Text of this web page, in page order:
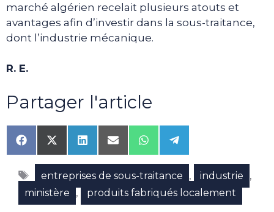
marché algérien recelait plusieurs atouts et
avantages afin d’investir dans la sous-traitance,
dont l’industrie mécanique.
R. E.
Partager l'article
Share
on
Facebook
Share
on
X
(Twitter)
Share
on
LinkedIn
Share
on
Email
Share
on
WhatsApp
Share
on
Telegram
Étiquettes
entreprises de sous-traitance , industrie ,
ministère , produits fabriqués localement